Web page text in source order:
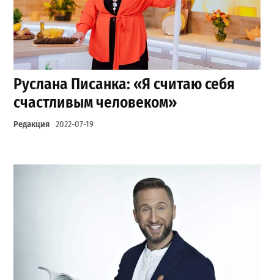
Руслана Писанка: «Я считаю себя
счастливым человеком»
Редакция 2022-07-19